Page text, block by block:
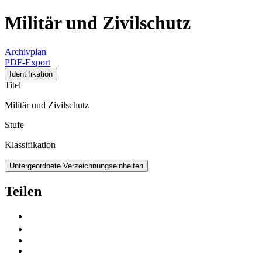
Militär und Zivilschutz
Archivplan
PDF-Export
Identifikation
Titel
Militär und Zivilschutz
Stufe
Klassifikation
Untergeordnete Verzeichnungseinheiten
Teilen